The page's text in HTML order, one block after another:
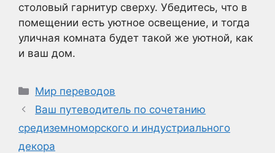
столовый гарнитур сверху. Убедитесь, что в
помещении есть уютное освещение, и тогда
уличная комната будет такой же уютной, как
и ваш дом.
Рубрики
Мир переводов
Ваш путеводитель по сочетанию
средиземноморского и индустриального
декора